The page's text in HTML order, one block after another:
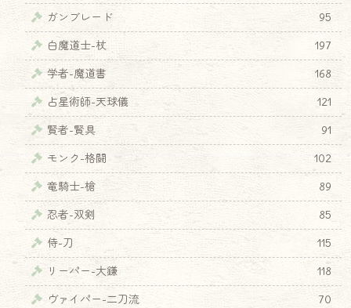
ガンブレード
95
白魔道士-杖
197
学者-魔道書
168
占星術師-天球儀
121
賢者-賢具
91
モンク-格闘
102
竜騎士-槍
89
忍者-双剣
85
侍-刀
115
リーパー-大鎌
118
ヴァイパー-二刀流
70